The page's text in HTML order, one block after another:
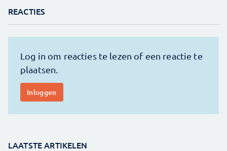
REACTIES
LAATSTE ARTIKELEN